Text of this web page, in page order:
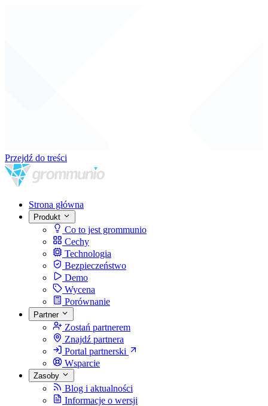
Przejdź do treści
Strona główna
Produkt
Co to jest grommunio
Cechy
Technologia
Bezpieczeństwo
Demo
Wycena
Porównanie
Partner
Zostań partnerem
Znajdź partnera
Portal partnerski
Wsparcie
Zasoby
Blog i aktualności
Informacje o wersji